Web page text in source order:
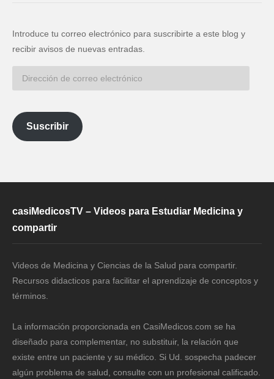
Introduce tu correo electrónico para suscribirte a este blog y
recibir avisos de nuevas entradas.
electrónico
Suscribir
casiMedicosTV – Videos para Estudiar Medicina y
compartir
Videos de Medicina y Ciencias de la Salud para compartir.
Recursos didacticos para facilitar el aprendizaje de conceptos y
términos.
La información proporcionada en CasiMedicos.com se ha
diseñado para complementar, no substituir, la relación que
existe entre un paciente y su médico. Si Ud. sospecha padecer
algún problema de salud, consulte con un profesional calificado.